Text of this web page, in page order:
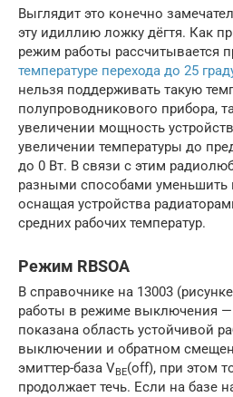
Выглядит это конечно
эту идиллию ложку дёгтя. Как
режим работы рассчитывается
температуре перехода до 25
нельзя поддерживать такую
полупроводникового прибора,
увеличении мощность
увеличении температуры до
до 0 Вт. В связи с этим
разными способами уменьшить
оснащая устройства
средних рабочих температур.
Режим RBSOA
В справочнике на 13003
работы в режиме выключения —
показана область устойчивой
выключении и обратном
эмиттер-база VBE(off), при этом
продолжает течь. Если на базе